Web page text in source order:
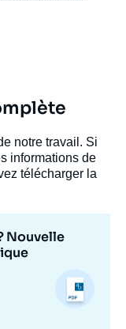
notre travail. Si
informations de
télécharger la
Nouvelle